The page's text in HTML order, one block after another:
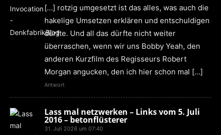
[…] rotzig umgesetzt ist das alles, was auch die
hakelige Umsetzen erklären und entschuldigen
dürfte. Und all das dürfte nicht weiter
überraschen, wenn wir uns Bobby Yeah, den
anderen Kurzfilm des Regisseurs Robert
Morgan angucken, den ich hier schon mal […]
Antwort
Lass mal netzwerken – Links vom 5. Juli
2016 – betonflüsterer
31. Juli 2026 um 07:40